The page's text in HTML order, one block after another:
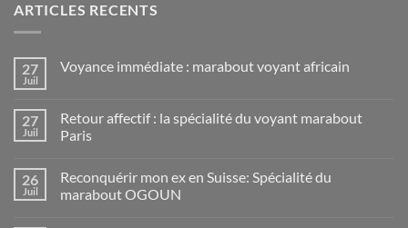
ARTICLES RECENTS
27
Juil
Voyance immédiate : marabout voyant africain
27
Juil
Retour affectif : la spécialité du voyant marabout
Paris
26
Juil
Reconquérir mon ex en Suisse: Spécialité du
marabout OGOUN